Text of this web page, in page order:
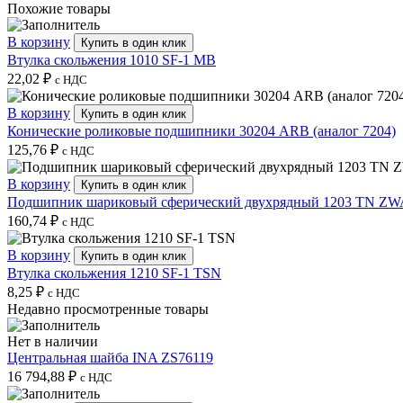
Похожие товары
В корзину Купить в один клик
Втулка скольжения 1010 SF-1 MB
22,02 ₽ с НДС
В корзину Купить в один клик
Конические роликовые подшипники 30204 ARB (аналог 7204)
125,76 ₽ с НДС
В корзину Купить в один клик
Подшипник шариковый сферический двухрядный 1203 TN
160,74 ₽ с НДС
В корзину Купить в один клик
Втулка скольжения 1210 SF-1 TSN
8,25 ₽ с НДС
Недавно просмотренные товары
Нет в наличии
Центральная шайба INA ZS76119
16 794,88 ₽ с НДС